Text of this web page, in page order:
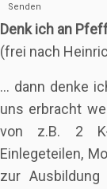
Senden
Denk ich an
(frei nach
… dann denke
uns erbracht
von z.B. 2
Einlegeteilen,
zur